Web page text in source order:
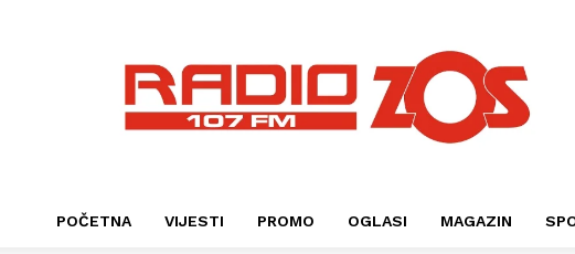
POČETNA VIJESTI PROMO OGLASI MAGAZIN